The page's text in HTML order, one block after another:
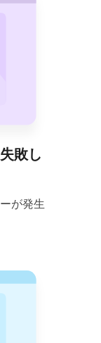
敗し
が発生